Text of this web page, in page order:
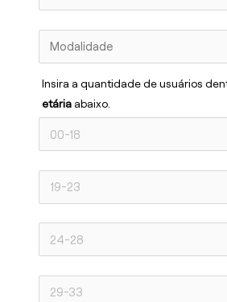
Insira a quantidade de usuários
etária abaixo.